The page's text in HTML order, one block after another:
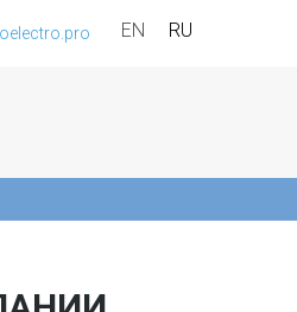
EN RU